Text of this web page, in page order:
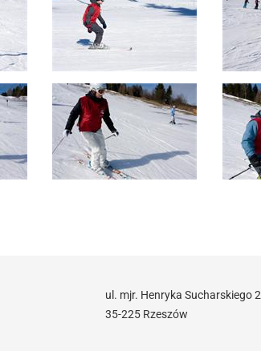
ul. mjr. Henryka Sucharskiego 2
35-225 Rzeszów